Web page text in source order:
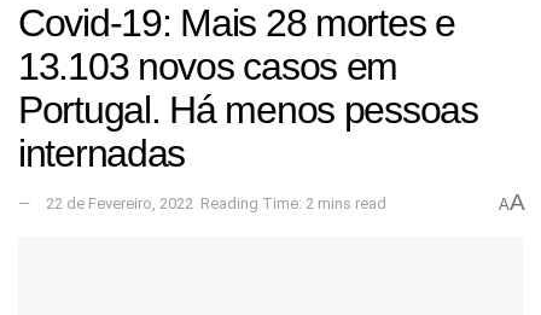
Covid-19: Mais 28 mortes e
13.103 novos casos em
Portugal. Há menos pessoas
internadas
22 de Fevereiro, 2022 Reading Time: 2 mins read AA